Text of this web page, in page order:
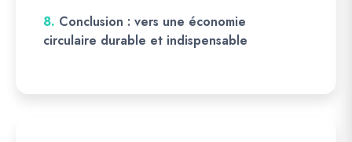
8. Conclusion : vers une économie
circulaire durable et indispensable